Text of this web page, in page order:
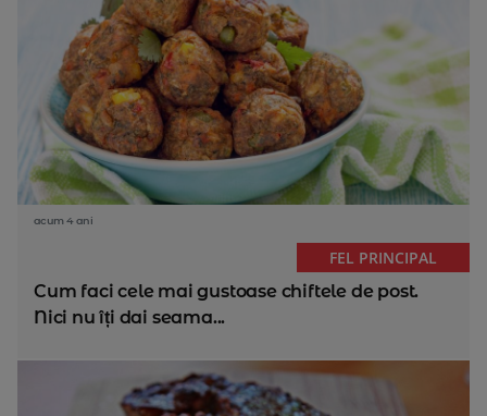
acum 4 ani
FEL PRINCIPAL
Cum faci cele mai gustoase chiftele de post.
Nici nu îți dai seama...